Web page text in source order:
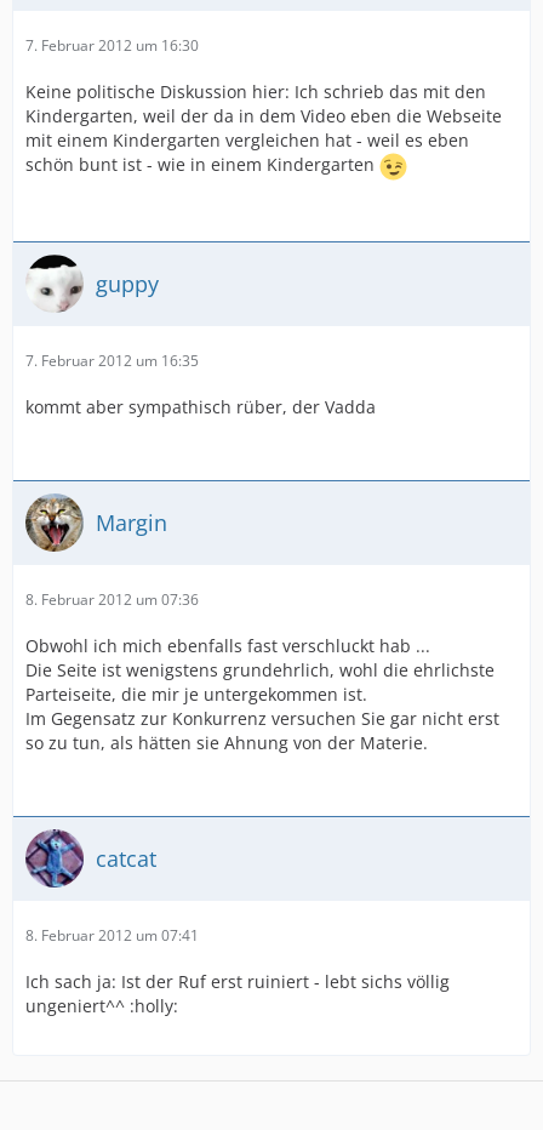
7. Februar 2012 um 16:30
Keine politische Diskussion hier: Ich schrieb das mit den
Kindergarten, weil der da in dem Video eben die Webseite
mit einem Kindergarten vergleichen hat - weil es eben
schön bunt ist - wie in einem Kindergarten
guppy
7. Februar 2012 um 16:35
kommt aber sympathisch rüber, der Vadda
Margin
8. Februar 2012 um 07:36
Obwohl ich mich ebenfalls fast verschluckt hab ...
Die Seite ist wenigstens grundehrlich, wohl die ehrlichste
Parteiseite, die mir je untergekommen ist.
Im Gegensatz zur Konkurrenz versuchen Sie gar nicht erst
so zu tun, als hätten sie Ahnung von der Materie.
catcat
8. Februar 2012 um 07:41
Ich sach ja: Ist der Ruf erst ruiniert - lebt sichs völlig
ungeniert^^ :holly: